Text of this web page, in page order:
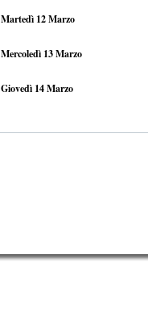
Martedì 12 Marzo
Mercoledì 13 Marzo
Giovedì 14 Marzo